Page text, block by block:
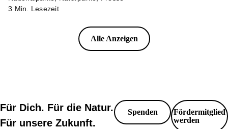
3 Min. Lesezeit
Alle Anzeigen
Für Dich. Für die Natur.
Für unsere Zukunft.
Spenden
Fördermitglied
werden